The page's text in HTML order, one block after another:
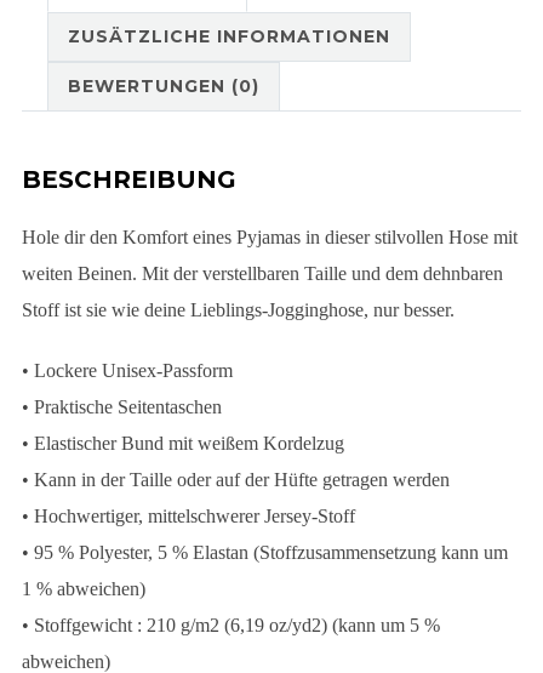
Allover-
Menge
ZUSÄTZLICHE INFORMATIONEN
BEWERTUNGEN (0)
BESCHREIBUNG
Hole dir den Komfort eines Pyjamas in dieser stilvollen Hose mit
weiten Beinen. Mit der verstellbaren Taille und dem dehnbaren
Stoff ist sie wie deine Lieblings-Jogginghose, nur besser.
• Lockere Unisex-Passform
• Praktische Seitentaschen
• Elastischer Bund mit weißem Kordelzug
• Kann in der Taille oder auf der Hüfte getragen werden
• Hochwertiger, mittelschwerer Jersey-Stoff
• 95 % Polyester, 5 % Elastan (Stoffzusammensetzung kann um
1 % abweichen)
• Stoffgewicht : 210 g/m2 (6,19 oz/yd2) (kann um 5 %
abweichen)